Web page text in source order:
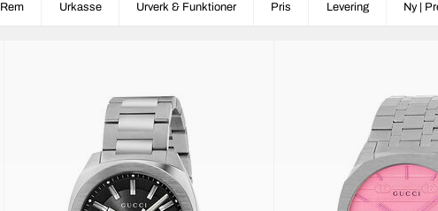
Rem Urkasse Urverk & Funktioner Pris Levering Ny |